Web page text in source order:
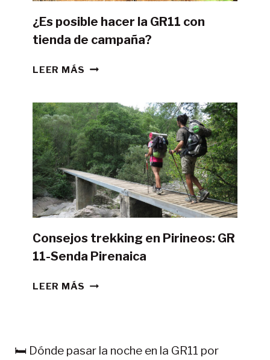
¿Es posible hacer la GR11 con
tienda de campaña?
LEER MÁS ¿ES
LA
GR11
CON
TIENDA
DE
CAMPAÑA?
Consejos trekking en Pirineos: GR
11-Senda Pirenaica
LEER MÁS CONSEJOS
11-
🛏️ Dónde pasar la noche en la GR11 por